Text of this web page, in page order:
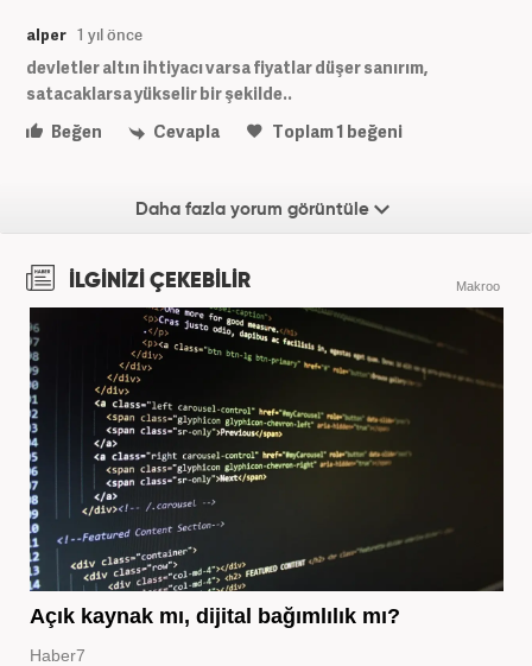
alper 1 yıl önce
devletler altın ihtiyacı varsa fiyatlar düşer sanırım,
satacaklarsa yükselir bir şekilde..
Beğen
Cevapla Toplam1 beğeni
Daha fazla yorum görüntüle
İLGİNİZİ ÇEKEBİLİR Makroo
Açık kaynak mı, dijital bağımlılık mı?
Haber7